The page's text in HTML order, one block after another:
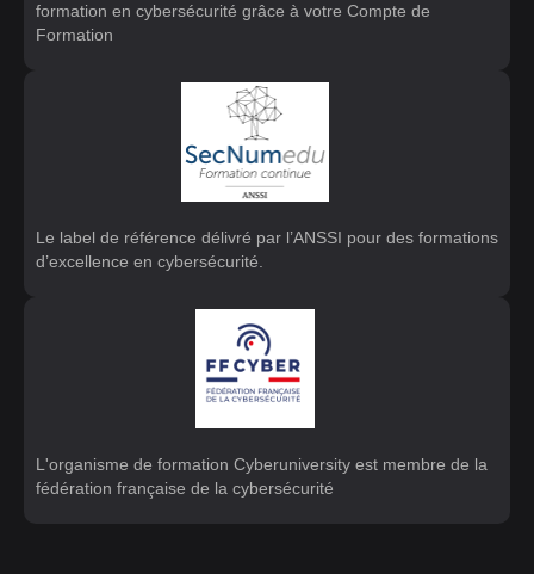
formation en cybersécurité grâce à votre Compte de
Formation
Le label de référence délivré par l’ANSSI pour des formations
d’excellence en cybersécurité.
L'organisme de formation Cyberuniversity est membre de la
fédération française de la cybersécurité